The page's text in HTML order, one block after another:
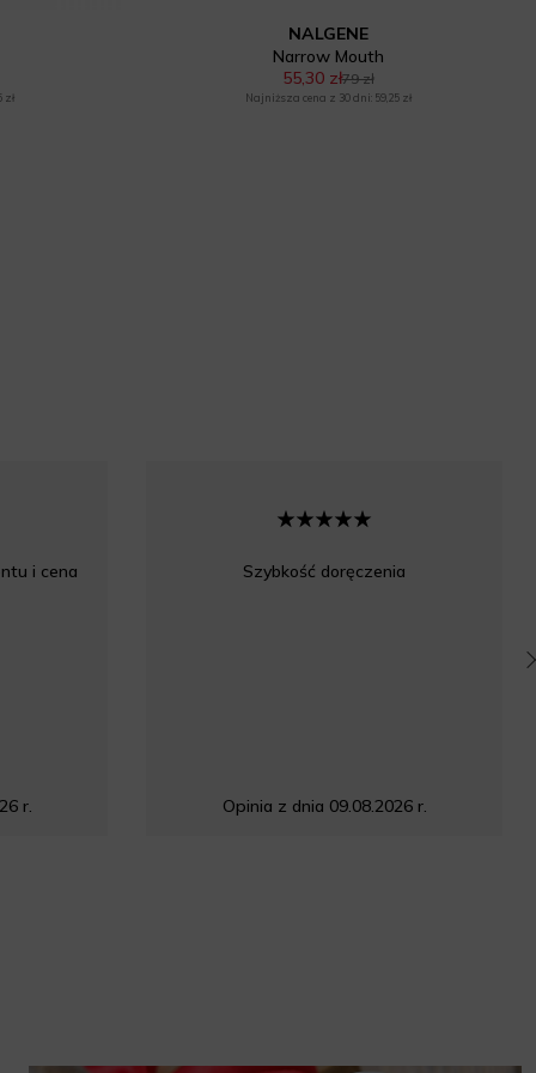
zł
NALGENE
Narrow Mouth
55,30 zł79 zł
Najniższa cena z 30 dni: 59,25 zł
i cena
r.
Szybkość doręczenia
Opinia z dnia 09.08.2026 r.